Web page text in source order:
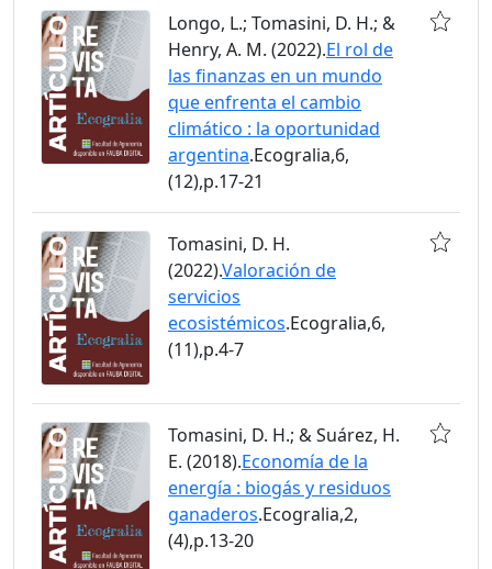
Longo, L.; Tomasini, D. H.; &
Henry, A. M. (2022).El rol de
las finanzas en un mundo
que enfrenta el cambio
climático : la oportunidad
argentina.Ecogralia,6,
(12),p.17-21
Tomasini, D. H.
(2022).Valoración de
servicios
ecosistémicos.Ecogralia,6,
(11),p.4-7
Tomasini, D. H.; & Suárez, H.
E. (2018).Economía de la
energía : biogás y residuos
ganaderos.Ecogralia,2,
(4),p.13-20